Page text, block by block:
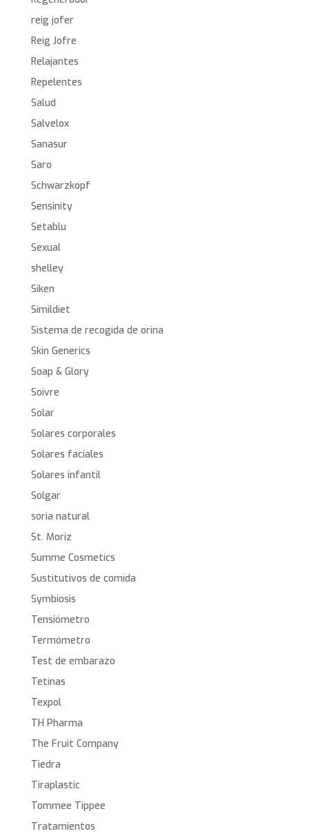
reig jofer
Reig Jofre
Relajantes
Repelentes
Salud
Salvelox
Sanasur
Saro
Schwarzkopf
Sensinity
Setablu
Sexual
shelley
Siken
Simildiet
Sistema de recogida de orina
Skin Generics
Soap & Glory
Soivre
Solar
Solares corporales
Solares faciales
Solares infantil
Solgar
soria natural
St. Moriz
Summe Cosmetics
Sustitutivos de comida
Symbiosis
Tensiómetro
Termómetro
Test de embarazo
Tetinas
Texpol
TH Pharma
The Fruit Company
Tiedra
Tiraplastic
Tommee Tippee
Tratamientos